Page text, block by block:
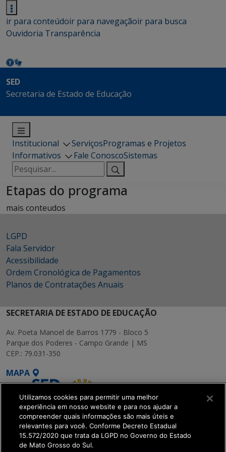
ir para conteúdoir para navegaçãoir para busca
Ouvidoria Transparência
SED
Secretaria de Estado de Educação
Institucional ServiçosProgramas e Projetos
Informativos
Fale ConoscoSistemas
Pesquisar
por:
Etapas do programa
mais conteudos
LGPD
Fala Servidor
Acessibilidade
Ordem Cronológica de Pagamentos
Planos de Contratações Anuais
SECRETARIA DE ESTADO DE EDUCAÇÃO
Av. Poeta Manoel de Barros 1779 - Bloco 5
Parque dos Poderes - Campo Grande | MS
CEP.: 79.031-350
MAPA
SETDIG | Secretaria-
Utilizamos cookies para permitir uma melhor
experiência em nosso website e para nos ajudar a
compreender quais informações são mais úteis e
relevantes para você. Conforme Decreto Estadual
15.572/2020 que trata da LGPD no Governo do Estado
de Mato Grosso do Sul.